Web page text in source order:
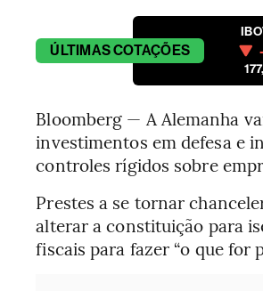
ÚLTIMASCOTAÇÕES
Bloomberg — A Alemanha
investimentos em defesa e
controles rígidos sobre
Prestes a se tornar
alterar a constituição para
fiscais para fazer “o que for